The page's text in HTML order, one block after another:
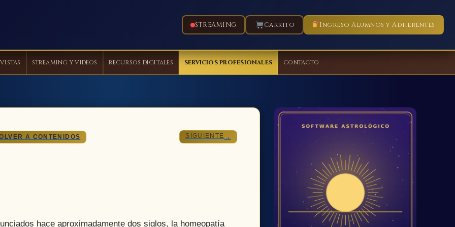
STREAMING Carrito Ingreso Alumnos y Adherentes
STREAMING Y VIDEOS RECURSOS DIGITALES SERVICIOS PROFESIONALES CONTACTO
A CONTENIDOS SIGUIENTE →
hace aproximadamente dos siglos, la homeopatía